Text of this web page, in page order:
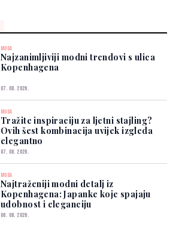
MODA
Najzanimljiviji modni trendovi s ulica
Kopenhagena
07. 08. 2026.
MODA
Tražite inspiraciju za ljetni stajling?
Ovih šest kombinacija uvijek izgleda
elegantno
07. 08. 2026.
MODA
Najtraženiji modni detalj iz
Kopenhagena: Japanke koje spajaju
udobnost i eleganciju
06. 08. 2026.